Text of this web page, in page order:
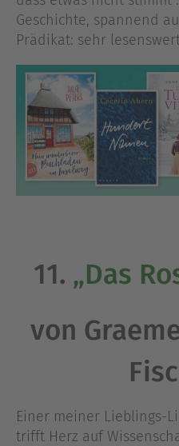
Geschichte, spannend
Prädikat: sehr
11. „Das
von
Einer meiner Lieblings-
trifft Herz auf